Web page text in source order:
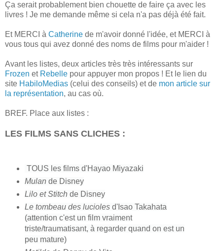
Ça serait probablement bien chouette de faire ça avec les
livres ! Je me demande même si cela n'a pas déjà été fait.
Et MERCI à Catherine de m'avoir donné l'idée, et MERCI à
vous tous qui avez donné des noms de films pour m'aider !
Avant les listes, deux articles très très intéressants sur
Frozen et Rebelle pour appuyer mon propos ! Et le lien du
site HabiloMedias (celui des conseils) et de mon article sur
la représentation, au cas où.
BREF. Place aux listes :
LES FILMS SANS CLICHES :
TOUS l es films d'Hayao Miyazaki
Mulan de Disney
Lilo et Stitch de Disney
Le tombeau des lucioles d'Isao Takahata
(attention c'est un film vraiment
triste/traumatisant, à regarder quand on est un
peu mature)